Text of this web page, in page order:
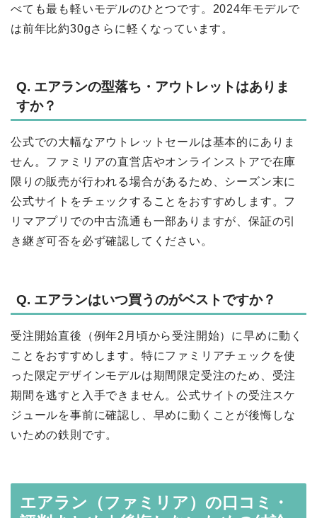
べても最も軽いモデルのひとつです。2024年モデルで
は前年比約30gさらに軽くなっています。
Q. エアランの型落ち・アウトレットはありま
すか？
公式での大幅なアウトレットセールは基本的にありま
せん。ファミリアの直営店やオンラインストアで在庫
限りの販売が行われる場合があるため、シーズン末に
公式サイトをチェックすることをおすすめします。フ
リマアプリでの中古流通も一部ありますが、保証の引
き継ぎ可否を必ず確認してください。
Q. エアランはいつ買うのがベストですか？
受注開始直後（例年2月頃から受注開始）に早めに動く
ことをおすすめします。特にファミリアチェックを使
った限定デザインモデルは期間限定受注のため、受注
期間を逃すと入手できません。公式サイトの受注スケ
ジュールを事前に確認し、早めに動くことが後悔しな
いための鉄則です。
エアラン（ファミリア）の口コミ・